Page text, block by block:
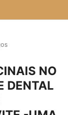
NO
DENTAL